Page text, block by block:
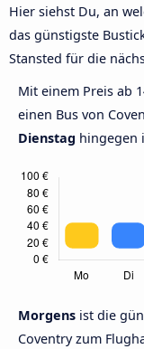
Hier siehst Du, an
das günstigste
Stansted für die
Mit einem Preis ab
einen Bus von
Dienstag hingegen
Morgens ist die
Coventry zum